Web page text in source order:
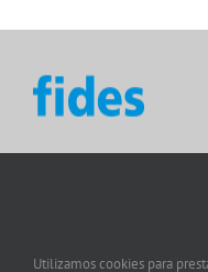
Utilizamos cookies para